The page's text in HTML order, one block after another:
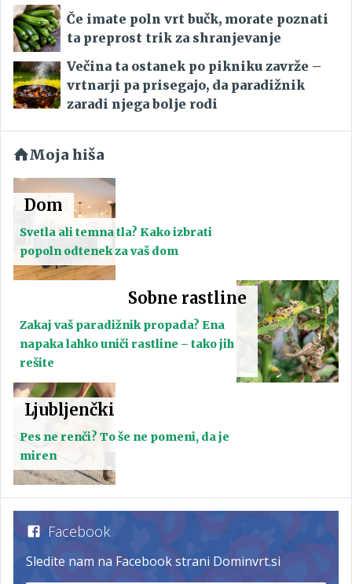
Če imate poln vrt bučk, morate poznati
ta preprost trik za shranjevanje
Večina ta ostanek po pikniku zavrže –
vrtnarji pa prisegajo, da paradižnik
zaradi njega bolje rodi
Moja hiša
Dom
Svetla ali temna tla? Kako izbrati
popoln odtenek za vaš dom
Sobne rastline
Zakaj vaš paradižnik propada? Ena
napaka lahko uniči rastline – tako jih
rešite
Ljubljenčki
Pes ne renči? To še ne pomeni, da je
miren
Facebook
Sledite nam na Facebook strani Dominvrt.si